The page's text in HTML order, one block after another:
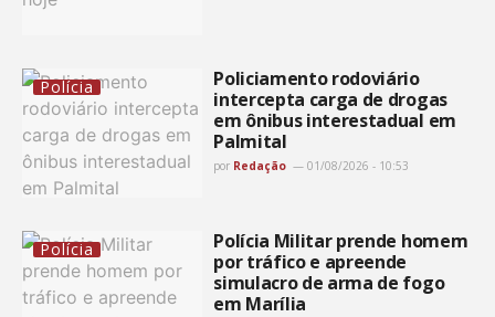
Polícia
Policiamento rodoviário
intercepta carga de drogas
em ônibus interestadual em
Palmital
por Redação 01/08/2026 - 10:53
Polícia
Polícia Militar prende homem
por tráfico e apreende
simulacro de arma de fogo
em Marília